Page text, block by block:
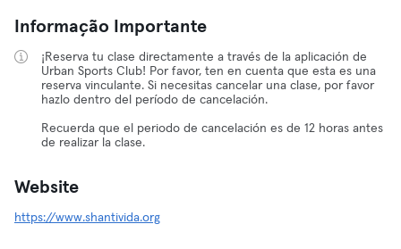
Informação Importante
¡Reserva tu clase directamente a través de la aplicación de
Urban Sports Club! Por favor, ten en cuenta que esta es una
reserva vinculante. Si necesitas cancelar una clase, por favor
hazlo dentro del período de cancelación.
Recuerda que el periodo de cancelación es de 12 horas antes
de realizar la clase.
Website
https://www.shantivida.org